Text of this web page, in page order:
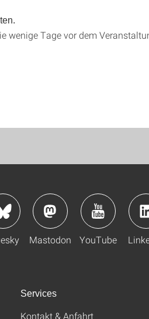
wenige Tage vor dem
Mastodon YouTube
Services
Kontakt & Anfahrt